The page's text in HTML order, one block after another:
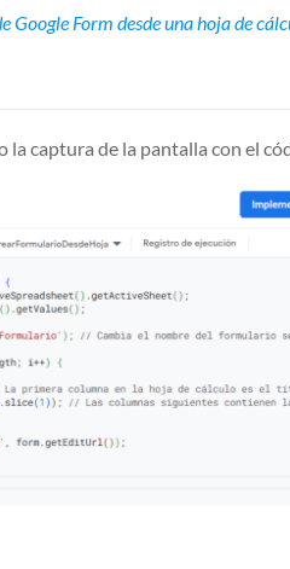
Form desde una hoja de
la captura de la pantalla con el